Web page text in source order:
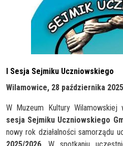
I Sesja Sejmiku Uczniowskiego
Wilamowice, 28 października
W Muzeum Kultury Wilamowskiej
sesja Sejmiku Uczniowskiego
nowy rok działalności samorządu